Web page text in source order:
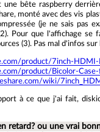
une bête raspberry
monté avec des vis
(je ne sais pas
Pour que l'affichage se
(3). Pas mal d'infos sur
product/7inch-HDMI-
product/Bicolor-
wiki/
à ce que j'ai fait,
retard? ou une vrai